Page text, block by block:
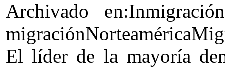
Archivado
El líder de la mayoría